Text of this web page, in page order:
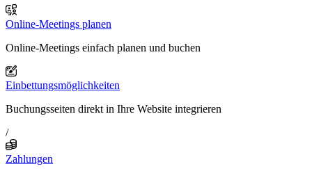
Online-Meetings planen
Online-Meetings einfach planen und buchen
Einbettungsmöglichkeiten
Buchungsseiten direkt in Ihre Website integrieren
/
Zahlungen